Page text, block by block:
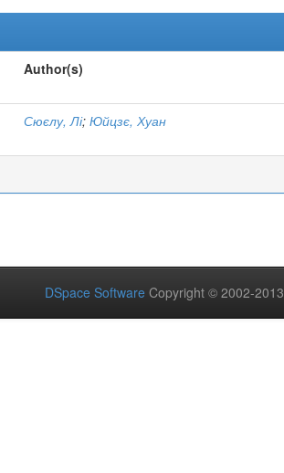
Author(s)
Сюєлу, Лі; Юйцзє, Хуан
DSpace Software Copyright © 2002-2013